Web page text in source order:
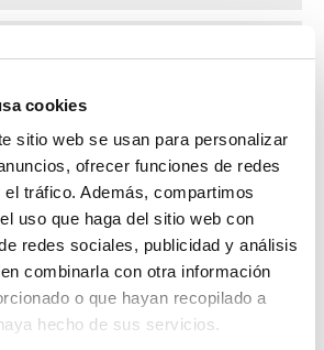
cookies
sitio web se usan para personalizar
ofrecer funciones de redes
tráfico. Además, compartimos
uso que haga del sitio web con
redes sociales, publicidad y análisis
combinarla con otra información
o que hayan recopilado a
hecho de sus servicios.
La Vanguardia 5-10-2021
- La Vanguardia 21-09-2021
- La Vanguardia 7/9/2021